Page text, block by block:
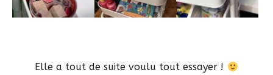
Elle a tout de suite voulu tout essayer !